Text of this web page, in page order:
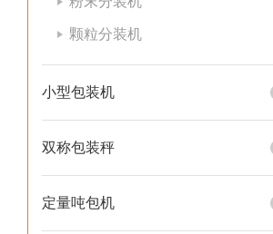
颗粒分装机
小型包装机
双称包装秤
定量吨包机